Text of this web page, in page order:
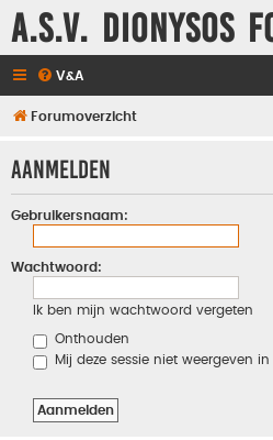
A.S.V. Dionysos
V&A
Forumoverzicht
Aanmelden
Gebruikersnaam:
Wachtwoord:
Ik ben mijn wachtwoord vergeten
Onthouden
Mij deze sessie niet weergeven